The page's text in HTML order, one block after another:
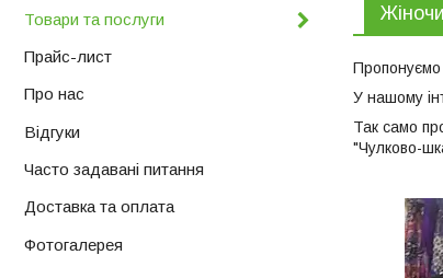
Пропонуємо
У нашому
Так само
"Чулково-
Товари та послуги
Прайс-лист
Про нас
Відгуки
Часто задавані питання
Доставка та оплата
Фотогалерея